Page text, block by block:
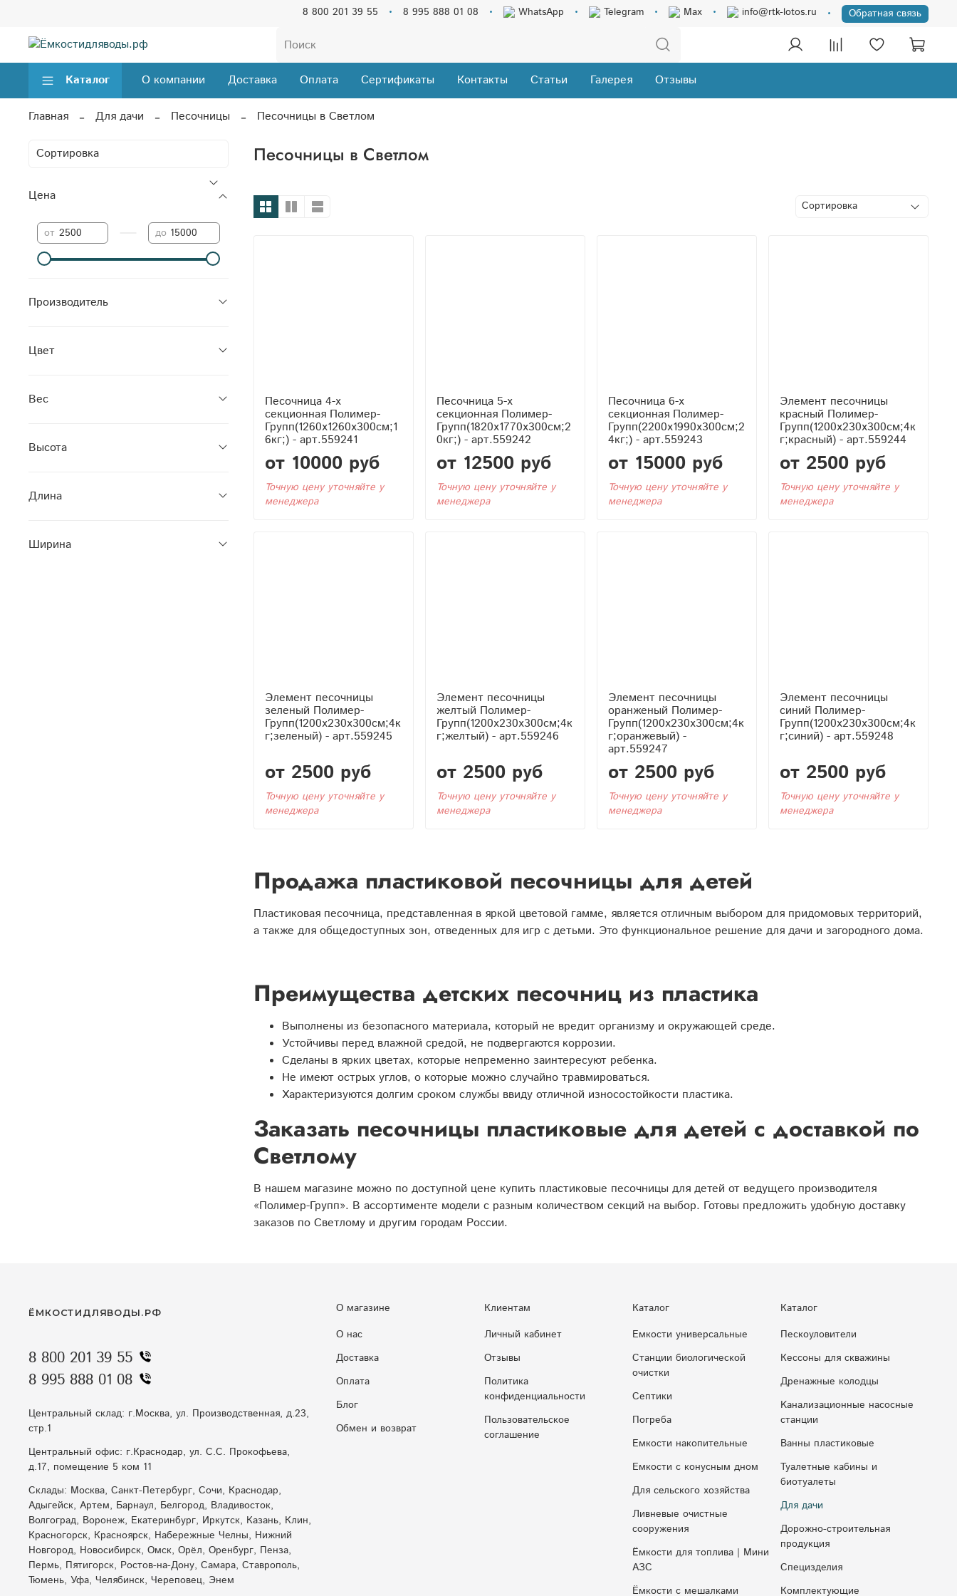
8 800 201 39 55 8 995 888 01 08 WhatsApp Telegram Max info@rtk-lotos.ru Обратная связь
Каталог О компании Доставка Оплата Сертификаты Контакты Статьи Галерея Отзывы
Главная Для дачи Песочницы Песочницы в Светлом
Песочницы в Светлом
Песочница 4-х
секционная Полимер-
Групп(1260x1260x300см;1
6кг;) - арт.559241
от 10000 руб
Точную цену уточняйте у
менеджера
Песочница 5-х
секционная Полимер-
Групп(1820x1770x300см;2
0кг;) - арт.559242
от 12500 руб
Точную цену уточняйте у
менеджера
Песочница 6-х
секционная Полимер-
Групп(2200x1990x300см;2
4кг;) - арт.559243
от 15000 руб
Точную цену уточняйте у
менеджера
Элемент песочницы
красный Полимер-
Групп(1200x230x300см;4к
г;красный) - арт.559244
от 2500 руб
Точную цену уточняйте у
менеджера
Элемент песочницы
зеленый Полимер-
Групп(1200x230x300см;4к
г;зеленый) - арт.559245
от 2500 руб
Точную цену уточняйте у
менеджера
Элемент песочницы
желтый Полимер-
Групп(1200x230x300см;4к
г;желтый) - арт.559246
от 2500 руб
Точную цену уточняйте у
менеджера
Элемент песочницы
оранженый Полимер-
Групп(1200x230x300см;4к
г;оранжевый) -
арт.559247
от 2500 руб
Точную цену уточняйте у
менеджера
Элемент песочницы
синий Полимер-
Групп(1200x230x300см;4к
г;синий) - арт.559248
от 2500 руб
Точную цену уточняйте у
менеджера
Продажа пластиковой песочницы для детей
Пластиковая песочница, представленная в яркой цветовой гамме, является отличным выбором для придомовых территорий,
а также для общедоступных зон, отведенных для игр с детьми. Это функциональное решение для дачи и загородного дома.
Преимущества детских песочниц из пластика
Выполнены из безопасного материала, который не вредит организму и окружающей среде.
Устойчивы перед влажной средой, не подвергаются коррозии.
Сделаны в ярких цветах, которые непременно заинтересуют ребенка.
Не имеют острых углов, о которые можно случайно травмироваться.
Характеризуются долгим сроком службы ввиду отличной износостойкости пластика.
Заказать песочницы пластиковые для детей с доставкой по
Светлому
В нашем магазине можно по доступной цене купить пластиковые песочницы для детей от ведущего производителя
«Полимер-Групп». В ассортименте модели с разным количеством секций на выбор. Готовы предложить удобную доставку
заказов по Светлому и другим городам России.
Цена
от до
Производитель
Цвет
Вес
Высота
Длина
Ширина
О магазине
О нас
Доставка
Оплата
Блог
Обмен и возврат
Клиентам
Личный кабинет
Отзывы
Политика
конфиденциальности
Пользовательское
соглашение
Каталог
Емкости универсальные
Станции биологической
очистки
Септики
Погреба
Емкости накопительные
Eмкocти c кoнуcным днoм
Для сельского хозяйства
Ливневые очистные
сооружения
Ёмкости для топлива | Мини
АЗС
Ёмкости с мешалками
Каталог
Пескоуловители
Кессоны для скважины
Дренажные колодцы
Kaнaлизaциoнныe нacocныe
cтaнции
Ванны пластиковые
Туалетные кабины и
биотуалеты
Для дачи
Дорожно-строительная
продукция
Специзделия
Комплектующие
ЁМКОСТИДЛЯВОДЫ.РФ
8 800 201 39 55
8 995 888 01 08
Центральный склад: г.Москва, ул. Производственная, д.23,
стр.1
Центральный офис: г.Краснодар, ул. С.С. Прокофьева,
д.17, помещение 5 ком 11
Склады: Москва, Санкт-Петербург, Сочи, Краснодар,
Адыгейск, Артем, Барнаул, Белгород, Владивосток,
Волгоград, Воронеж, Екатеринбург, Иркутск, Казань, Клин,
Красногорск, Красноярск, Набережные Челны, Нижний
Новгород, Новосибирск, Омск, Орёл, Оренбург, Пенза,
Пермь, Пятигорск, Ростов-на-Дону, Самара, Ставрополь,
Тюмень, Уфа, Челябинск, Череповец, Энем